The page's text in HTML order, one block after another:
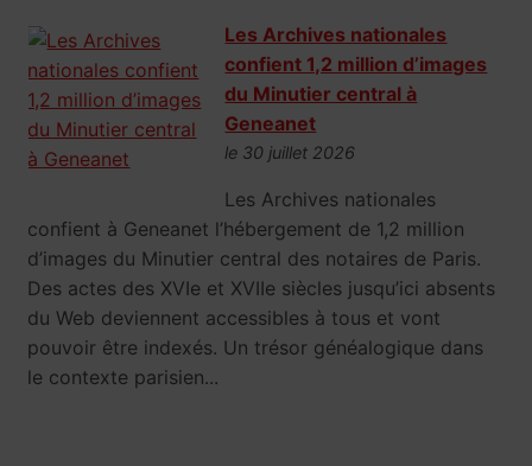
Les Archives nationales
confient 1,2 million d’images
du Minutier central à
Geneanet
le 30 juillet 2026
Les Archives nationales
confient à Geneanet l’hébergement de 1,2 million
d’images du Minutier central des notaires de Paris.
Des actes des XVIe et XVIIe siècles jusqu’ici absents
du Web deviennent accessibles à tous et vont
pouvoir être indexés. Un trésor généalogique dans
le contexte parisien...